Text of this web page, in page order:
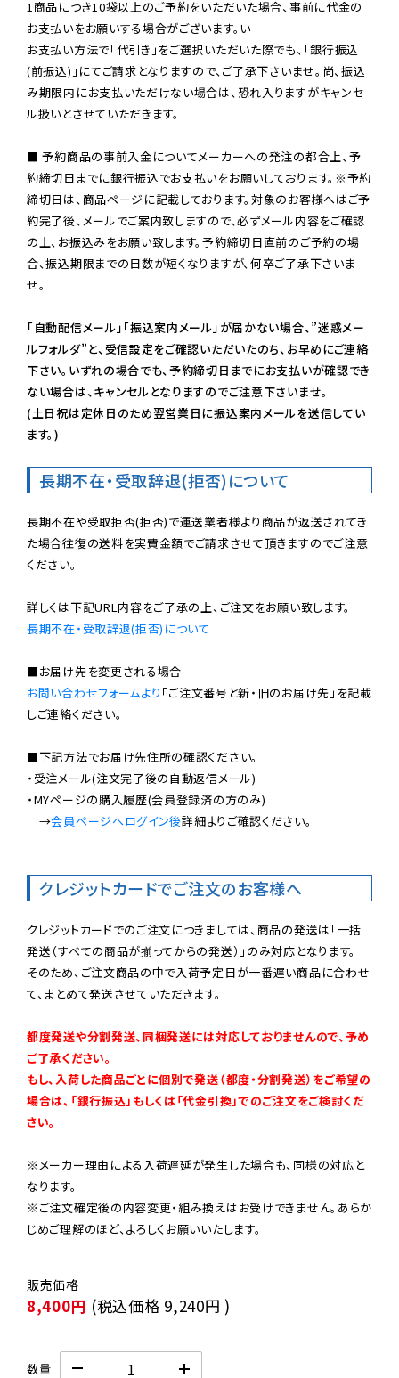
1商品につき10袋以上のご予約をいただいた場合、事前に代金の
お支払いをお願いする場合がございます。い
お支払い方法で「代引き」をご選択いただいた際でも、「銀行振込
(前振込)」にてご請求となりますので、ご了承下さいませ。尚、振込
み期限内にお支払いただけない場合は、恐れ入りますがキャンセ
ル扱いとさせていただきます。
■ 予約商品の事前入金についてメーカーへの発注の都合上、予
約締切日までに銀行振込でお支払いをお願いしております。※予約
締切日は、商品ページに記載しております。対象のお客様へはご予
約完了後、メールでご案内致しますので、必ずメール内容をご確認
の上、お振込みをお願い致します。予約締切日直前のご予約の場
合、振込期限までの日数が短くなりますが、何卒ご了承下さいま
せ。
「自動配信メール」「振込案内メール」が届かない場合、”迷惑メー
ルフォルダ”と、受信設定をご確認いただいたのち、お早めにご連絡
下さい。いずれの場合でも、予約締切日までにお支払いが確認でき
ない場合は、キャンセルとなりますのでご注意下さいませ。
(土日祝は定休日のため翌営業日に振込案内メールを送信してい
ます。)
長期不在・受取辞退(拒否)について
長期不在や受取拒否(拒否)で運送業者様より商品が返送されてき
た場合往復の送料を実費金額でご請求させて頂きますのでご注意
ください。
長期不在・受取辞退(拒否)について
お問い合わせフォームより 「ご注文番号と新・旧のお届け先」を記載
しご連絡ください。
■下記方法でお届け先住所の確認ください。
・受注メール(注文完了後の自動返信メール)
・MYページの購入履歴(会員登録済の方のみ)
→会員ページへログイン後詳細よりご確認ください。
クレジットカードでご注文のお客様へ
クレジットカードでのご注文につきましては、商品の発送は「一括
発送（すべての商品が揃ってからの発送）」のみ対応となります。
そのため、ご注文商品の中で入荷予定日が一番遅い商品に合わせ
て、まとめて発送させていただきます。
都度発送や分割発送、同梱発送には対応しておりませんので、予め
ご了承ください。
もし、入荷した商品ごとに個別で発送（都度・分割発送）をご希望の
場合は、「銀行振込」もしくは「代金引換」でのご注文をご検討くだ
さい。
※メーカー理由による入荷遅延が発生した場合も、同様の対応と
なります。
※ご注文確定後の内容変更・組み換えはお受けできません。あらか
じめご理解のほど、よろしくお願いいたします。
8,400円 (税込価格 9,240円 )
数量